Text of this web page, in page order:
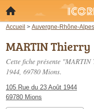
Accueil > Auvergne-Rhône-Alpes
MARTIN Thierry
Cette fiche présente
1944, 69780 Mions.
105 Rue du 23 Août 1944
69780 Mions